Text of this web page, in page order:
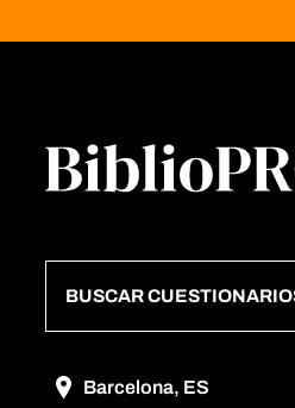
BUSCAR
Barcelona, ES